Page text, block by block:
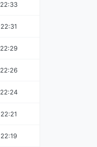
22:33
22:31
22:29
22:26
22:24
22:21
22:19